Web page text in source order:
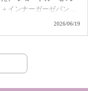
キーネックガーゼロンT
になっていたけど、ま
ことがない」 そんな方
じめてみてください♪
たの“はじめての
インナーガーゼパンツ
「暑い日は締め付けのな
いい」 そんな声から生
、夏のごほうびセット
2026/06/19